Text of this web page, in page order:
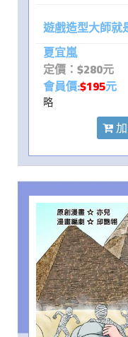
遊戲造型大師就
夏宜嵐
定價：$280元
會員價:$195元
略